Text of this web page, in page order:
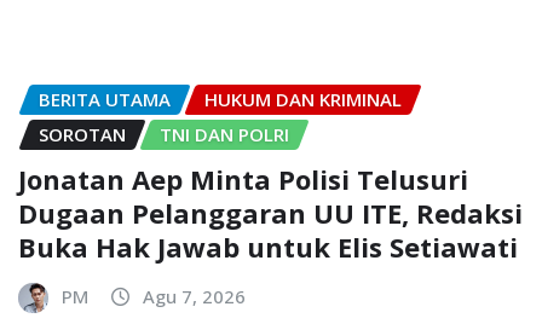
BERITA UTAMA
HUKUM DAN KRIMINAL
SOROTAN
TNI DAN POLRI
Jonatan Aep Minta Polisi Telusuri
Dugaan Pelanggaran UU ITE, Redaksi
Buka Hak Jawab untuk Elis Setiawati
PM Agu 7, 2026